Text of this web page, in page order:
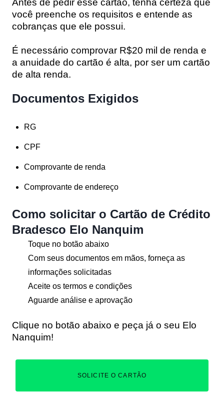
você preenche os requisitos e entende as
cobranças que ele possui.
É necessário comprovar R$20 mil de renda e
a anuidade do cartão é alta, por ser um cartão
de alta renda.
Documentos Exigidos
RG
CPF
Comprovante de renda
Comprovante de endereço
Como solicitar o Cartão de Crédito
Bradesco Elo Nanquim
Toque no botão abaixo
Com seus documentos em mãos, forneça as
informações solicitadas
Aceite os termos e condições
Aguarde análise e aprovação
Clique no botão abaixo e peça já o seu Elo
Nanquim!
SOLICITE O CARTÃO